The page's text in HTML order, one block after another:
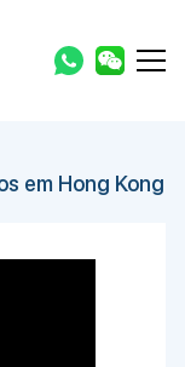
em Hong Kong